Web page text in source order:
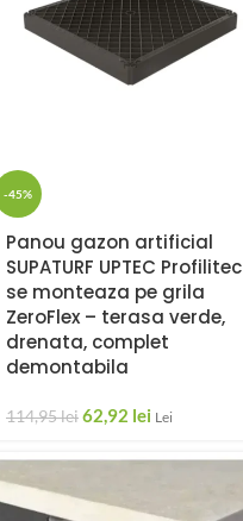
-45%
Panou gazon artificial
SUPATURF UPTEC Profilitec |
se monteaza pe grila
ZeroFlex – terasa verde,
drenata, complet
demontabila
114,95lei62,92 lei Lei